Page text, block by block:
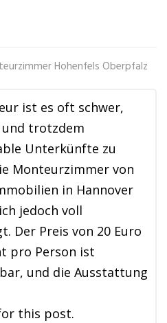
Hohenfels Oberpfalz
ist es oft schwer,
trotzdem
Unterkünfte zu
Monteurzimmer von
in Hannover
jedoch voll
Der Preis von 20 Euro
pro Person ist
und die Ausstattung
this post.